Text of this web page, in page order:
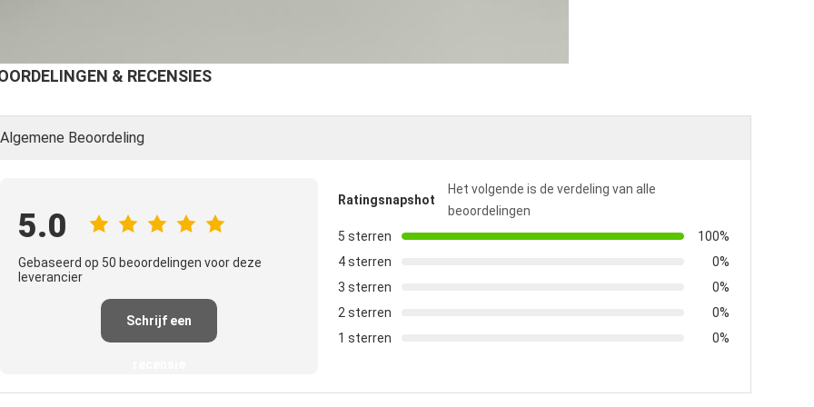
& RECENSIES
Algemene Beoordeling
5.0
Gebaseerd op 50 beoordelingen voor deze
leverancier
Schrijf een
Ratingsnapshot
Het volgende is de verdeling van alle
beoordelingen
5 sterren
100%
4 sterren
0%
3 sterren
0%
2 sterren
0%
1 sterren
0%